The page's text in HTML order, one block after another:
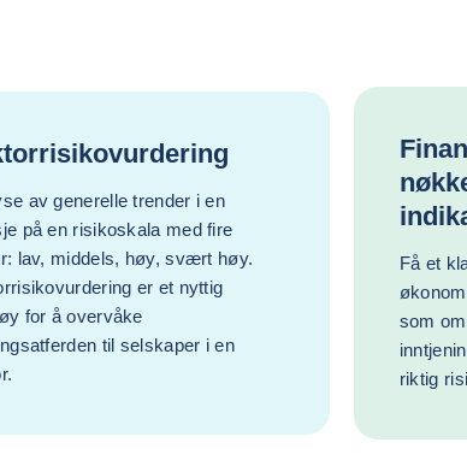
av generelle trender i en
på en risikoskala med fire
lav, middels, høy, svært høy.
er et nyttig
for å overvåke
til selskaper i en
Få et
som
riktig